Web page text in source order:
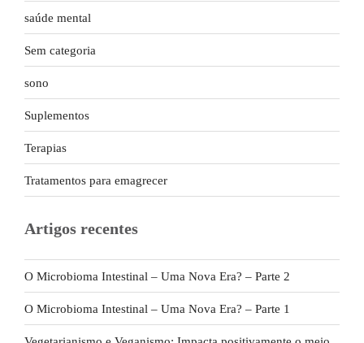
saúde mental
Sem categoria
sono
Suplementos
Terapias
Tratamentos para emagrecer
Artigos recentes
O Microbioma Intestinal – Uma Nova Era? – Parte 2
O Microbioma Intestinal – Uma Nova Era? – Parte 1